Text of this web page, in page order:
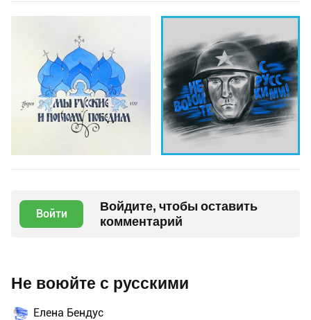
Войти
Войдите, чтобы оставить
комментарий
Не воюйте с русскими
Елена Бендус